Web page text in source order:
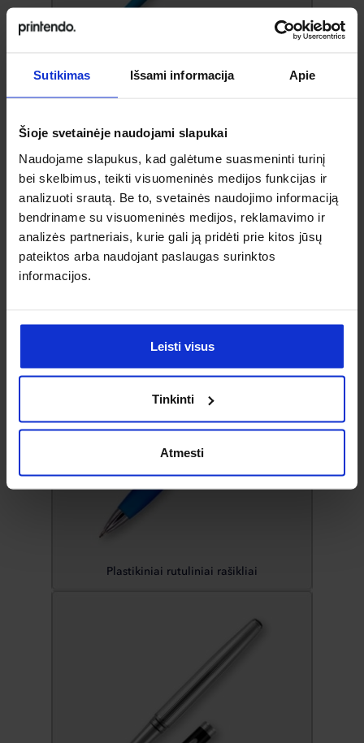
Sutikimas Išsami informacija Apie
Šioje svetainėje naudojami slapukai
Naudojame slapukus, kad galėtume suasmeninti turinį
bei skelbimus, teikti visuomeninės medijos funkcijas ir
analizuoti srautą. Be to, svetainės naudojimo informaciją
bendriname su visuomeninės medijos, reklamavimo ir
analizės partneriais, kurie gali ją pridėti prie kitos jūsų
pateiktos arba naudojant paslaugas surinktos
informacijos.
Leisti visus
Tinkinti
Atmesti
Neįprasti rutuliniai rašikliai
Pieštukai
Plastikiniai rutuliniai rašikliai